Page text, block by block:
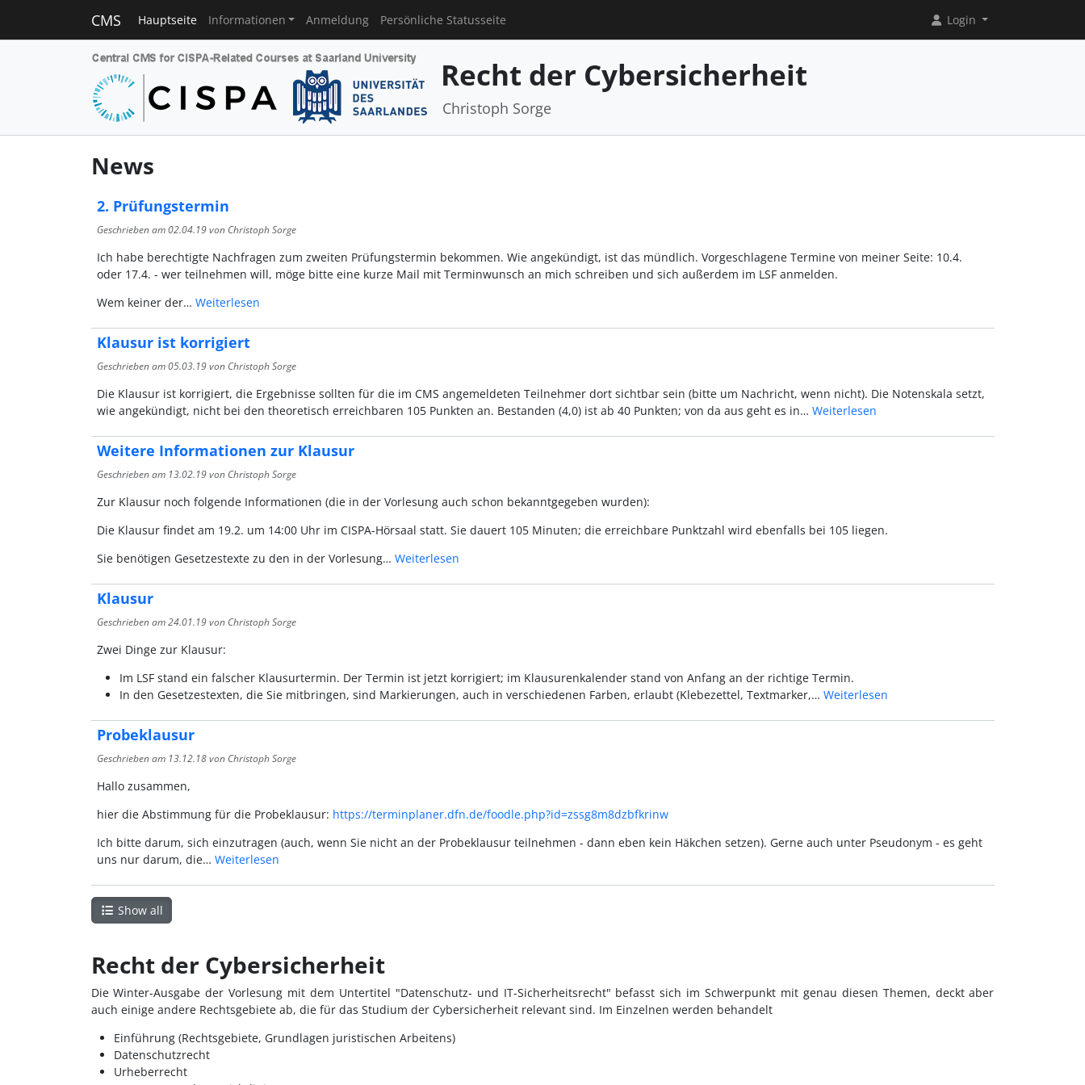
CMS Hauptseite Informationen Anmeldung Persönliche Statusseite Login
Recht der Cybersicherheit
Christoph Sorge
News
2. Prüfungstermin
Geschrieben am02.04.19von Christoph Sorge
Ich habe berechtigte Nachfragen zum zweiten Prüfungstermin bekommen. Wie angekündigt, ist das mündlich. Vorgeschlagene Termine von meiner Seite: 10.4.
oder 17.4. - wer teilnehmen will, möge bitte eine kurze Mail mit Terminwunsch an mich schreiben und sich außerdem im LSF anmelden.
Wem keiner der… Weiterlesen
Klausur ist korrigiert
Geschrieben am05.03.19von Christoph Sorge
Die Klausur ist korrigiert, die Ergebnisse sollten für die im CMS angemeldeten Teilnehmer dort sichtbar sein (bitte um Nachricht, wenn nicht). Die Notenskala setzt,
wie angekündigt, nicht bei den theoretisch erreichbaren 105 Punkten an. Bestanden (4,0) ist ab 40 Punkten; von da aus geht es in… Weiterlesen
Weitere Informationen zur Klausur
Geschrieben am 13.02.19von Christoph Sorge
Zur Klausur noch folgende Informationen (die in der Vorlesung auch schon bekanntgegeben wurden):
Die Klausur findet am 19.2. um 14:00 Uhr im CISPA-Hörsaal statt. Sie dauert 105 Minuten; die erreichbare Punktzahl wird ebenfalls bei 105 liegen.
Sie benötigen Gesetzestexte zu den in der Vorlesung… Weiterlesen
Klausur
Geschrieben am24.01.19von Christoph Sorge
Zwei Dinge zur Klausur:
Im LSF stand ein falscher Klausurtermin. Der Termin ist jetzt korrigiert; im Klausurenkalender stand von Anfang an der richtige Termin.
In den Gesetzestexten, die Sie mitbringen, sind Markierungen, auch in verschiedenen Farben, erlaubt (Klebezettel, Textmarker,… Weiterlesen
Probeklausur
Geschrieben am 13.12.18von Christoph Sorge
Hallo zusammen,
hier die Abstimmung für die Probeklausur: https://terminplaner.dfn.de/foodle.php?id=zssg8m8dzbfkrinw
Ich bitte darum, sich einzutragen (auch, wenn Sie nicht an der Probeklausur teilnehmen - dann eben kein Häkchen setzen). Gerne auch unter Pseudonym - es geht
uns nur darum, die… Weiterlesen
Show all
Recht der Cybersicherheit
Die Winter-Ausgabe der Vorlesung mit dem Untertitel "Datenschutz- und IT-Sicherheitsrecht" befasst sich im Schwerpunkt mit genau diesen Themen, deckt aber
auch einige andere Rechtsgebiete ab, die für das Studium der Cybersicherheit relevant sind. Im Einzelnen werden behandelt
Einführung (Rechtsgebiete, Grundlagen juristischen Arbeitens)
Datenschutzrecht
Urheberrecht